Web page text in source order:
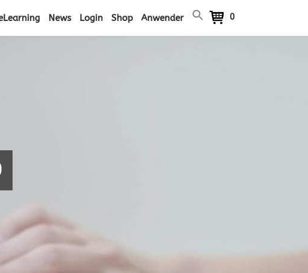
News Login Shop Anwender 0